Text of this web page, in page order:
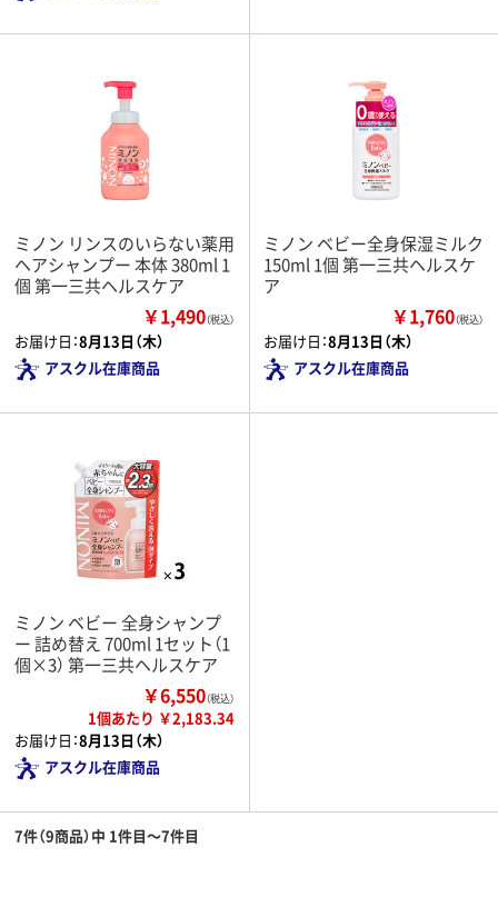
ミノン リンスのいらない薬用
ヘアシャンプー 本体 380ml 1
個 第一三共ヘルスケア
￥1,490（税込）
お届け日：8月13日（木）
アスクル在庫商品
ミノン ベビー全身保湿ミルク
150ml 1個 第一三共ヘルスケ
ア
￥1,760（税込）
お届け日：8月13日（木）
アスクル在庫商品
ミノン ベビー 全身シャンプ
ー 詰め替え 700ml 1セット（1
個×3） 第一三共ヘルスケア
￥6,550（税込）
1個あたり ￥2,183.34
お届け日：8月13日（木）
アスクル在庫商品
7件（9商品）中 1件目～7件目